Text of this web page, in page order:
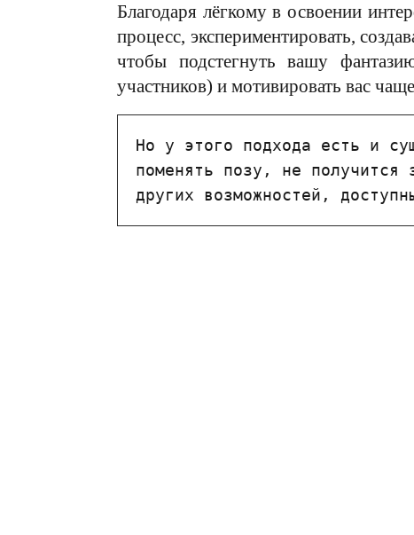
Благодаря лёгкому в освоении
процесс, экспериментировать,
чтобы подстегнуть вашу
участников) и мотивировать вас
Но у этого подхода есть и
поменять позу, не получится
других возможностей,